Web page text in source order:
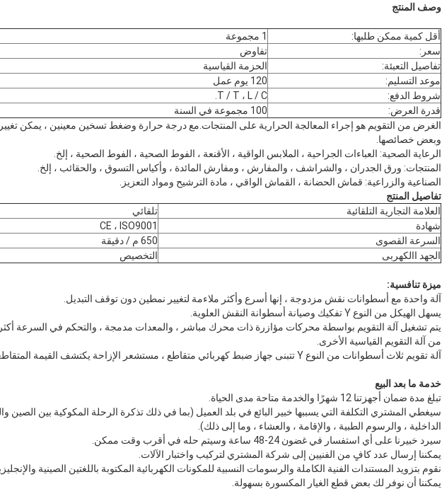
وصف المنتج
أقل كمية ممكن طلبها:
1 مجموعة
سعر:
تفاوض
تفاصيل التعبئة:
الحزمة القياسية
موعد التسليم:
120 يوم عمل
شروط الدفع:
T / T ، L / C.
قدرة العرض:
100 مجموعة في السنة
الغرض من التقويم هو إجراء المعالجة الحرارية على المنتجات.مع درجة حرارة وضغط تسخين معينين ، يمكن
وبعض خصائصها.
الرعاية الصحية: العباءات الجراحية ، الملابس الواقية ، الأقنعة ، الفوط الصحية ، الفوط الصحية ، إلخ.
المنتجات: ورق الجدران ، والشراشف ، والمفارش ، ومفارش المائدة ، وأكياس التسوق ، والحقائب ، إلخ.
الصناعية والزراعية: قماش الحضانة ، القماش الواقي ، مادة الترشيح ومواد التعزيز.
تفاصيل المنتج
العلامة التجارية التلقائية
تلقائي
شهادة
CE ، ISO9001
السرعة القصوى
650 م / دقيقة
الجهد االكهربى
التخصيص
ميزة تنافسية:
آلة واحدة مع أسطوانات نقش مزدوجة ، إنها أسرع وأكثر ملاءمة لتغيير نمطين دون توقف التبديل.
يسهل الهيكل من النوع Y تفكيك وصيانة أسطوانة النقش العلوية.
يتم تشغيل آلة التقويم بواسطة محركات مؤازرة ذات محرك مباشر ، والمعدات مدمجة ، والتحكم في السرعة
من آلة التقويم القياسية الأخرى.
آلة تقويم ثلاث أسطوانات من النوع Y تتبنى جهاز ضبط كهربائي متقاطع ، مستشعر الإزاحة يكتشف القيمة المتقاطعة.
خدمة ما بعد البيع
تبلغ مدة ضمان أجهزتنا 12 شهرًا والخدمة متاحة مدى الحياة.
سيغطي المشتري التكلفة التي يسببها خبير البائع في بلد العميل (بما في ذلك تذكرة الرحلة المكوكية بين الصين
الداخلية ، والرسوم الطبية ، والإقامة ، والعشاء ، وما إلى ذلك).
سيرد خبيرنا على أي استفسار في غضون 24-48 ساعة وسيتم حله في أقرب وقت ممكن.
يمكننا إرسال عدد كافٍ من الفنيين إلى شركة المشتري لتركيب واختبار الآلات.
نقوم بتزويد المستندات الفنية الكاملة والرسومات النسبية للمكونات الكهربائية المكتوبة باللغتين الصينية
يمكننا أن نوفر لك بعض قطع الغيار المكسورة بسهولة.